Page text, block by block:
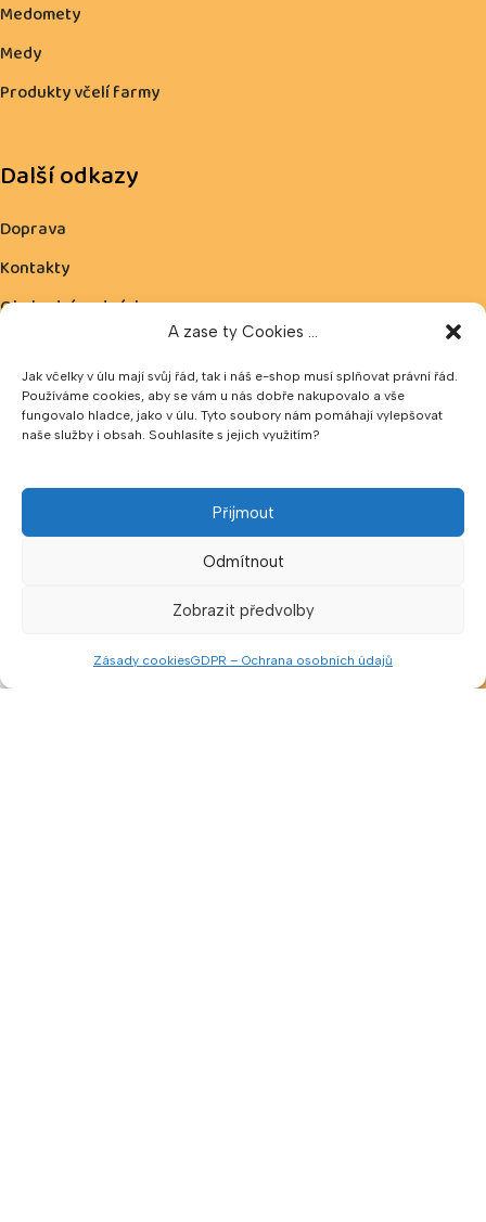
A zase ty Cookies ...
Jak včelky v úlu mají svůj řád, tak i náš e-shop musí splňovat právní řád.
Používáme cookies, aby se vám u nás dobře nakupovalo a vše
fungovalo hladce, jako v úlu. Tyto soubory nám pomáhají vylepšovat
naše služby i obsah. Souhlasíte s jejich využitím?
Přijmout
Odmítnout
Zobrazit předvolby
Zásady cookiesGDPR – Ochrana osobních údajů
Medomety
Medy
Produkty včelí farmy
Další odkazy
Doprava
Kontakty
Obchodní podmínky
Ochrana osobních údajů
Zásady cookies
Hotovost přijímáme v CZK a EUR.
Sledujte nás